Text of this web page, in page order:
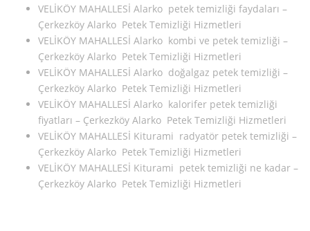
VELİKÖY MAHALLESİ Alarko petek temizliği faydaları –
Çerkezköy Alarko Petek Temizliği Hizmetleri
VELİKÖY MAHALLESİ Alarko kombi ve petek temizliği –
Çerkezköy Alarko Petek Temizliği Hizmetleri
VELİKÖY MAHALLESİ Alarko doğalgaz petek temizliği –
Çerkezköy Alarko Petek Temizliği Hizmetleri
VELİKÖY MAHALLESİ Alarko kalorifer petek temizliği
fiyatları – Çerkezköy Alarko Petek Temizliği Hizmetleri
VELİKÖY MAHALLESİ Kiturami radyatör petek temizliği –
Çerkezköy Alarko Petek Temizliği Hizmetleri
VELİKÖY MAHALLESİ Kiturami petek temizliği ne kadar –
Çerkezköy Alarko Petek Temizliği Hizmetleri